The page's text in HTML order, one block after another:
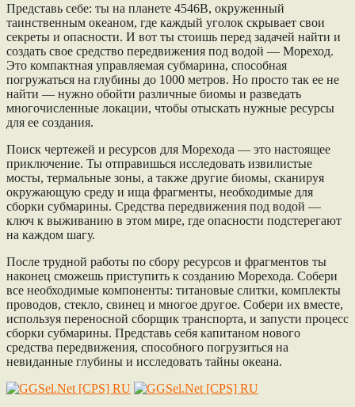
Представь себе: ты на планете 4546B, окруженный
таинственным океаном, где каждый уголок скрывает свои
секреты и опасности. И вот ты стоишь перед задачей найти и
создать свое средство передвижения под водой — Мореход.
Это компактная управляемая субмарина, способная
погружаться на глубины до 1000 метров. Но просто так ее не
найти — нужно обойти различные биомы и разведать
многочисленные локации, чтобы отыскать нужные ресурсы
для ее создания.
Поиск чертежей и ресурсов для Морехода — это настоящее
приключение. Ты отправишься исследовать извилистые
мосты, термальные зоны, а также другие биомы, сканируя
окружающую среду и ища фрагменты, необходимые для
сборки субмарины. Средства передвижения под водой —
ключ к выживанию в этом мире, где опасности подстерегают
на каждом шагу.
После трудной работы по сбору ресурсов и фрагментов ты
наконец сможешь приступить к созданию Морехода. Собери
все необходимые компоненты: титановые слитки, комплекты
проводов, стекло, свинец и многое другое. Собери их вместе,
используя переносной сборщик транспорта, и запусти процесс
сборки субмарины. Представь себя капитаном нового
средства передвижения, способного погрузиться на
невиданные глубины и исследовать тайны океана.